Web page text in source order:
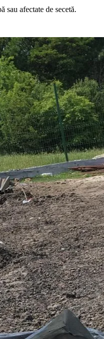
sau afectate de secetă.